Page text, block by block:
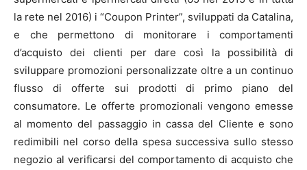
la rete nel 2016) i “Coupon Printer”, sviluppati da Catalina,
e che permettono di monitorare i comportamenti
d’acquisto dei clienti per dare così la possibilità di
sviluppare promozioni personalizzate oltre a un continuo
flusso di offerte sui prodotti di primo piano del
consumatore. Le offerte promozionali vengono emesse
al momento del passaggio in cassa del Cliente e sono
redimibili nel corso della spesa successiva sullo stesso
negozio al verificarsi del comportamento di acquisto che